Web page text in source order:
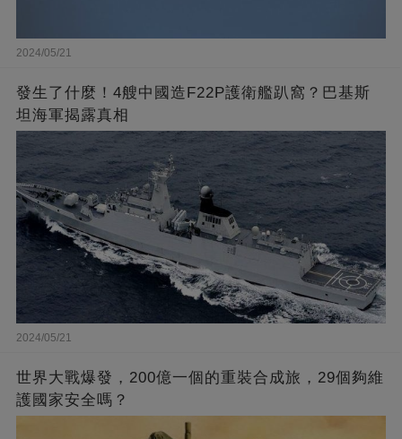
2024/05/21
發生了什麼！4艘中國造F22P護衛艦趴窩？巴基斯
坦海軍揭露真相
2024/05/21
世界大戰爆發，200億一個的重裝合成旅，29個夠維
護國家安全嗎？